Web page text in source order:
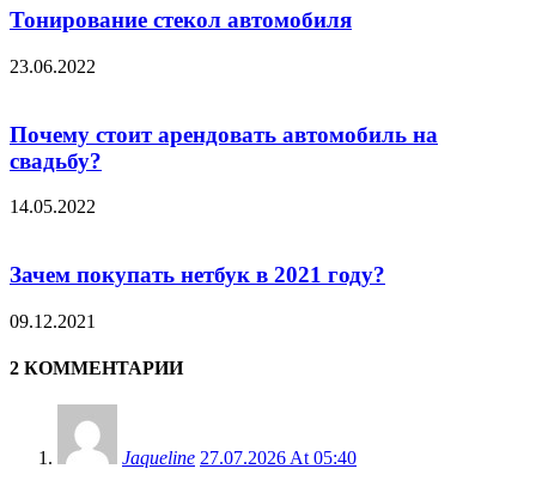
Тонирование стекол автомобиля
23.06.2022
Почему стоит арендовать автомобиль на
свадьбу?
14.05.2022
Зачем покупать нетбук в 2021 году?
09.12.2021
2 КОММЕНТАРИИ
Jaqueline 27.07.2026 At 05:40